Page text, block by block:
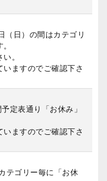
（日）の間はカテゴリ
。
いますのでご確認下さ
定表通り「お休み」
いますのでご確認下さ
テゴリー毎に「お休